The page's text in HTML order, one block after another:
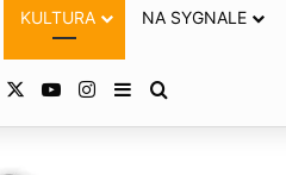
KULTURA NA SYGNALE
Facebook YouTubeInstagram
Sidebar